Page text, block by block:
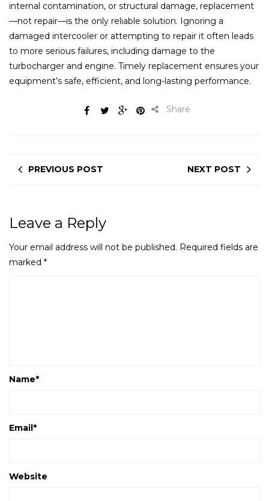
internal contamination, or structural damage, replacement
—not repair—is the only reliable solution. Ignoring a
damaged intercooler or attempting to repair it often leads
to more serious failures, including damage to the
turbocharger and engine. Timely replacement ensures your
equipment’s safe, efficient, and long-lasting performance.
Share
PREVIOUS POST NEXT POST
Leave a Reply
Your email address will not be published. Required fields are
marked *
Name*
Email *
Website